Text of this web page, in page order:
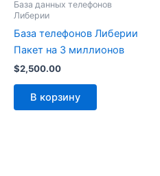
База данных телефонов
Либерии
База телефонов Либерии
Пакет на 3 миллионов
$2,500.00
В корзину